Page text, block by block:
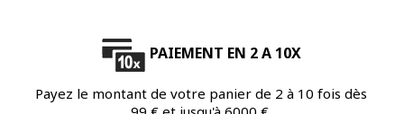
PAIEMENT EN 2 A 10X
Payez le montant de votre panier de 2 à 10 fois dès